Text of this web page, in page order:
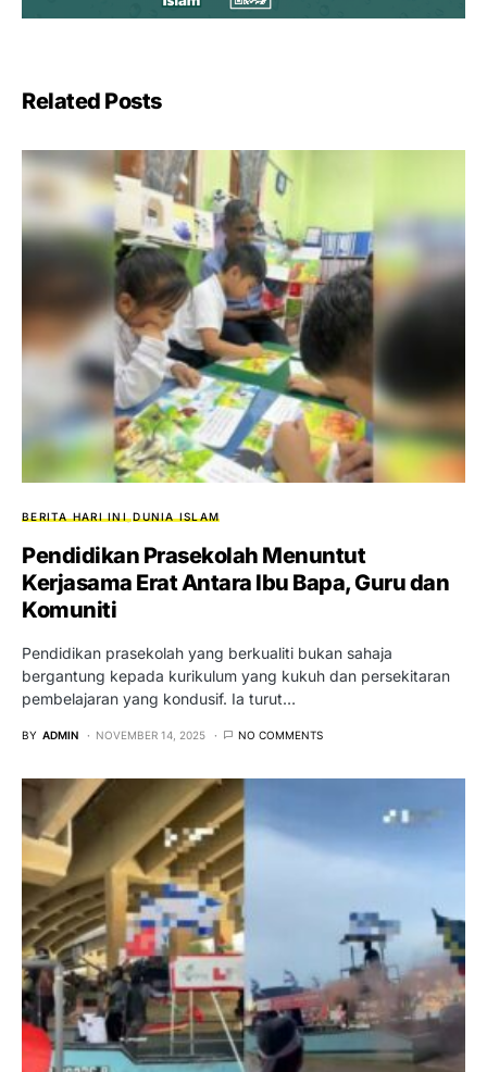
Related Posts
BERITA HARI INI DUNIA ISLAM
Pendidikan Prasekolah Menuntut
Kerjasama Erat Antara Ibu Bapa, Guru dan
Komuniti
Pendidikan prasekolah yang berkualiti bukan sahaja
bergantung kepada kurikulum yang kukuh dan persekitaran
pembelajaran yang kondusif. Ia turut…
BY ADMIN NOVEMBER 14, 2025 NO COMMENTS